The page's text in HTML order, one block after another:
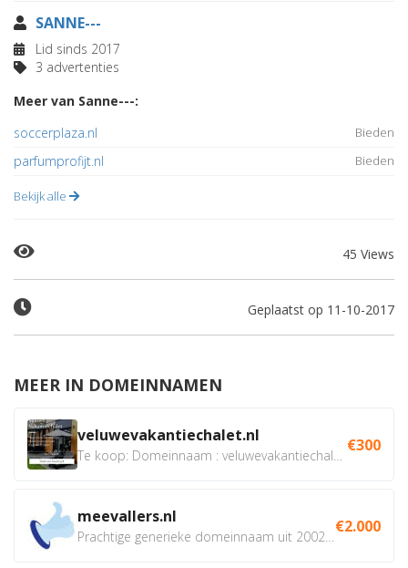
SANNE---
Lid sinds 2017
3 advertenties
Meer van Sanne---:
soccerplaza.nl
Bieden
parfumprofijt.nl Bieden
Bekijk alle
45 Views
Geplaatst op 11-10-2017
MEER IN DOMEINNAMEN
veluwevakantiechalet.nl €300
meevallers.nl €2.000